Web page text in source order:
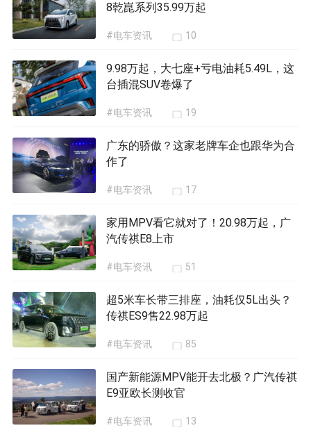
8乾崑系列35.99万起
#电车资讯 10
9.98万起，大七座+亏电油耗5.49L，这
台插混SUV卷爆了
#电车资讯 19
广东的骄傲？这家老牌车企也跟华为合
作了
#电车资讯 17
家用MPV看它就对了！20.98万起，广
汽传祺E8上市
#电车资讯 51
超5米车长带三排座，油耗仅5L出头？
传祺ES9售22.98万起
#电车资讯 85
国产新能源MPV能开去北极？广汽传祺
E9亚欧长测收官
#电车资讯 13